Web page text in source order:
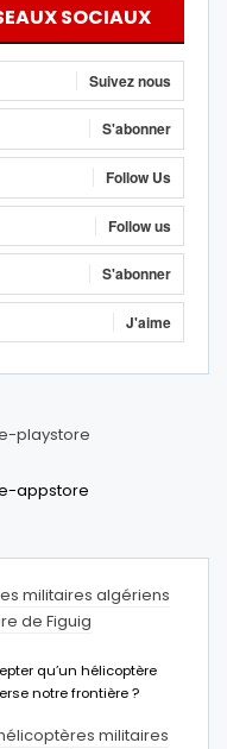
SOCIAUX
Suivez nous
S'abonner
Follow Us
Follow us
S'abonner
J'aime
militaires algériens
de Figuig
qu’un hélicoptère
notre frontière ?
militaires